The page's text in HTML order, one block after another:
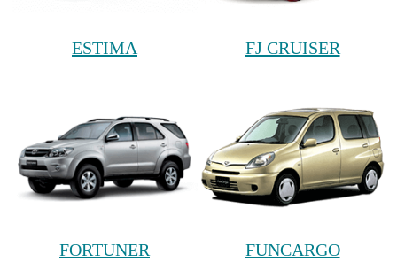
ESTIMA FJ CRUISER
FORTUNER FUNCARGO